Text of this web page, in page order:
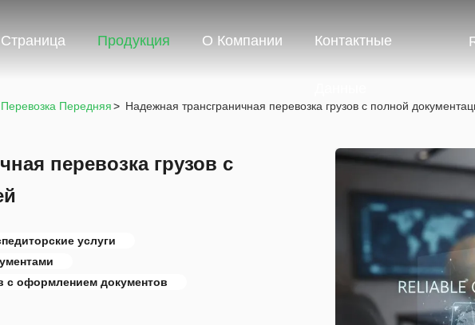
Продукция О Компании Контактные
Передняя> Надежная трансграничная перевозка грузов с полной
перевозка грузов с
услуги
с оформлением документов